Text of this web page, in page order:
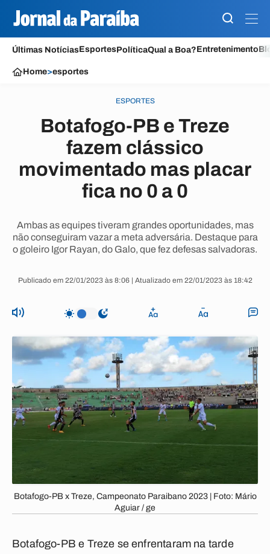
Últimas NotíciasEsportesPolíticaQual a Boa?Entretenimento
Home>esportes
ESPORTES
Botafogo-PB e Treze
fazem clássico
movimentado mas placar
fica no 0 a 0
Ambas as equipes tiveram grandes oportunidades, mas
não conseguiram vazar a meta adversária. Destaque para
o goleiro Igor Rayan, do Galo, que fez defesas salvadoras.
Publicado em 22/01/2023 às 8:06 | Atualizado em 22/01/2023 às 18:42
Botafogo-PB x Treze, Campeonato Paraibano 2023 | Foto: Mário
Aguiar / ge
Botafogo-PB e Treze se enfrentaram na tarde